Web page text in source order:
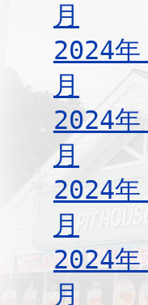
月
2024
月
2024
月
2024
月
2024
月